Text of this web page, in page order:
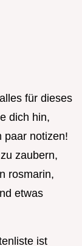
für dieses
dich hin,
paar notizen!
zaubern,
rosmarin,
etwas
ist